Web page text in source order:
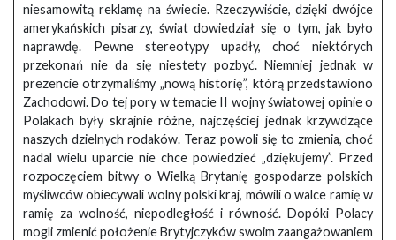
niesamowitą reklamę na świecie. Rzeczywiście, dzięki dwójce
amerykańskich pisarzy, świat dowiedział się o tym, jak było
naprawdę. Pewne stereotypy upadły, choć niektórych
przekonań nie da się niestety pozbyć. Niemniej jednak w
prezencie otrzymaliśmy „nową historię”, którą przedstawiono
Zachodowi. Do tej pory w temacie II wojny światowej opinie o
Polakach były skrajnie różne, najczęściej jednak krzywdzące
naszych dzielnych rodaków. Teraz powoli się to zmienia, choć
nadal wielu uparcie nie chce powiedzieć „dziękujemy”. Przed
rozpoczęciem bitwy o Wielką Brytanię gospodarze polskich
myśliwców obiecywali wolny polski kraj, mówili o walce ramię w
ramię za wolność, niepodległość i równość. Dopóki Polacy
mogli zmienić położenie Brytyjczyków swoim zaangażowaniem